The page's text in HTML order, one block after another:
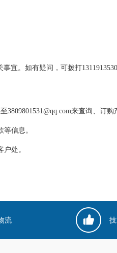
宜。如有疑问，可拨打
3809801531@qq.com来查询、订购
信息。
处。
流